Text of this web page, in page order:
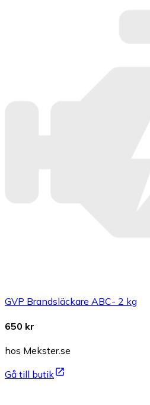
GVP Brandsläckare ABC- 2 kg
650 kr
hos Mekster.se
Gå till butik